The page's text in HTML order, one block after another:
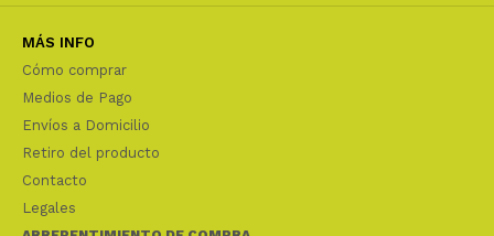
MÁS INFO
Cómo comprar
Medios de Pago
Envíos a Domicilio
Retiro del producto
Contacto
Legales